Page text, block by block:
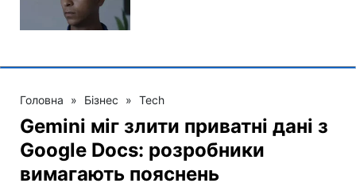
Головна » Бізнес » Tech
Gemini міг злити приватні дані з
Google Docs: розробники
вимагають пояснень